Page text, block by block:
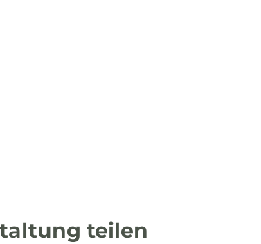
teilen